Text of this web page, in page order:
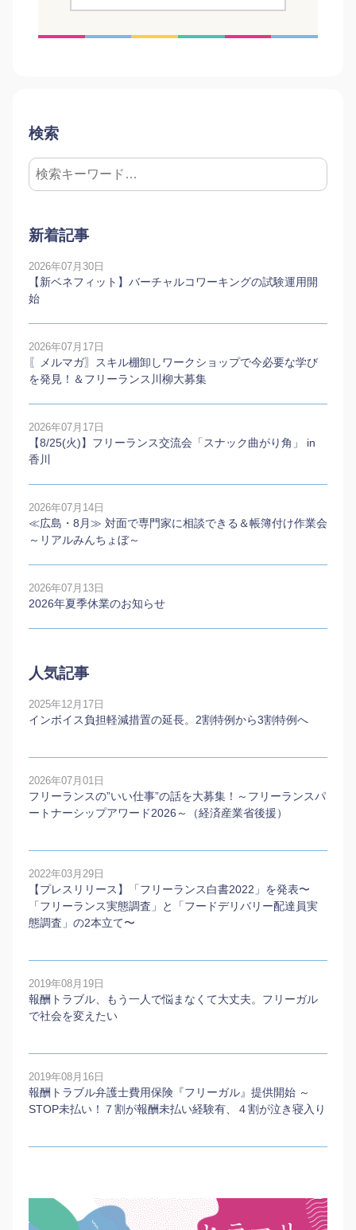
検索
新着記事
2026年07月30日
【新ベネフィット】バーチャルコワーキングの試験運用開
始
2026年07月17日
〖メルマガ〗スキル棚卸しワークショップで今必要な学び
を発見！＆フリーランス川柳大募集
2026年07月17日
【8/25(火)】フリーランス交流会「スナック曲がり角」 in
香川
2026年07月14日
≪広島・8月≫ 対面で専門家に相談できる＆帳簿付け作業会
～リアルみんちょぼ～
2026年07月13日
2026年夏季休業のお知らせ
人気記事
2025年12月17日
インボイス負担軽減措置の延長。2割特例から3割特例へ
2026年07月01日
フリーランスの”いい仕事”の話を大募集！～フリーランスパ
ートナーシップアワード2026～（経済産業省後援）
2022年03月29日
【プレスリリース】「フリーランス白書2022」を発表〜
「フリーランス実態調査」と「フードデリバリー配達員実
態調査」の2本⽴て〜
2019年08月19日
報酬トラブル、もう一人で悩まなくて大丈夫。フリーガル
で社会を変えたい
2019年08月16日
報酬トラブル弁護士費用保険『フリーガル』提供開始 ～
STOP未払い！７割が報酬未払い経験有、４割が泣き寝入り